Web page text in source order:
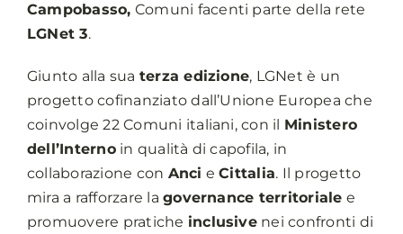
Campobasso, Comuni facenti parte della rete
LGNet 3.
Giunto alla sua terza edizione, LGNet è un
progetto cofinanziato dall’Unione Europea che
coinvolge 22 Comuni italiani, con il Ministero
dell’Internoin qualità di capofila, in
collaborazione con Anci eCittalia. Il progetto
mira a rafforzare lagovernance territoriale e
promuovere pratiche inclusivenei confronti di